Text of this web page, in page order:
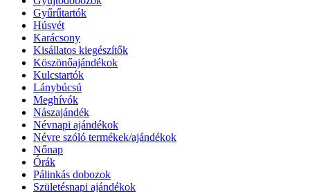
Gyűrűtartók
Húsvét
Karácsony
Kisállatos kiegészítők
Köszönőajándékok
Kulcstartók
Lánybúcsú
Meghívók
Nászajándék
Névnapi ajándékok
Névre szóló termékek/ajándékok
Nőnap
Órák
Pálinkás dobozok
Születésnapi ajándékok